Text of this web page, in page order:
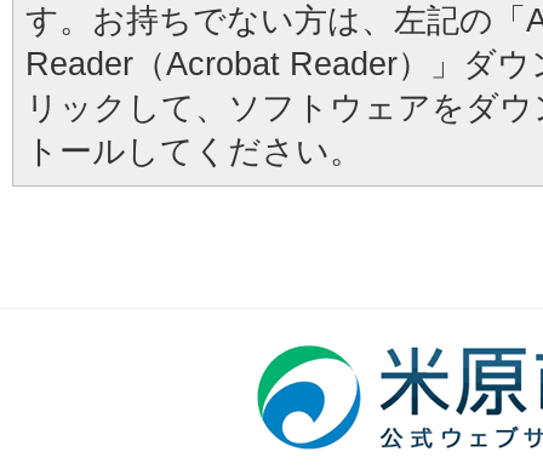
す。お持ちでない方は、左記の「
Reader（Acrobat Reader）」ダ
リックして、ソフトウェアをダ
トールしてください。